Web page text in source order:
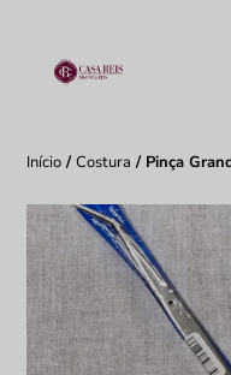
Início /Costura / Pinça